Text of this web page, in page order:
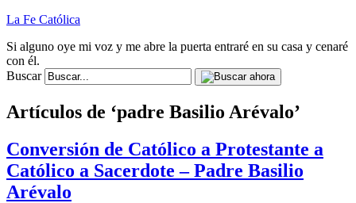
La Fe Católica
Si alguno oye mi voz y me abre la puerta entraré en su casa y cenaré
con él.
Buscar
Artículos de ‘padre Basilio Arévalo’
Conversión de Católico a Protestante a
Católico a Sacerdote – Padre Basilio
Arévalo